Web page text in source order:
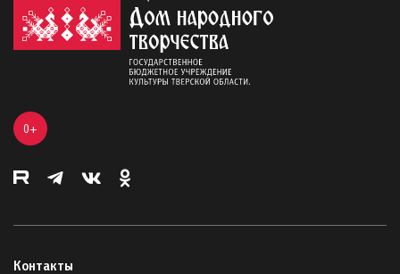
0+
Контакты